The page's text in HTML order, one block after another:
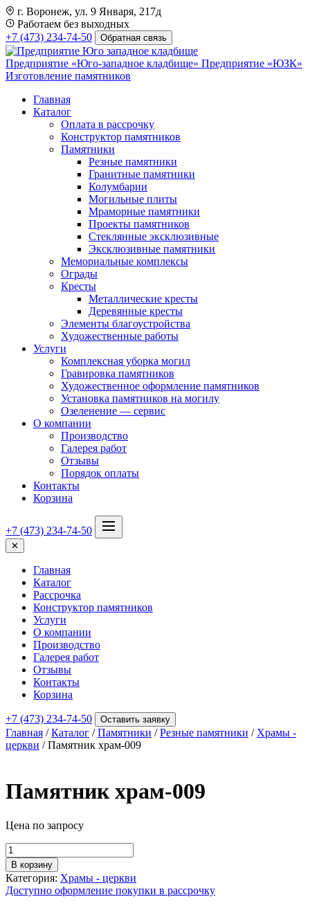
г. Воронеж, ул. 9 Января, 217д
Работаем без выходных
+7 (473) 234-74-50
Обратная связь
Предприятие «Юго-западное кладбище» Предприятие «ЮЗК»
Изготовление памятников
Главная
Каталог
Оплата в рассрочку
Конструктор памятников
Памятники
Резные памятники
Гранитные памятники
Колумбарии
Могильные плиты
Мраморные памятники
Проекты памятников
Стеклянные эксклюзивные
Эксклюзивные памятники
Мемориальные комплексы
Ограды
Кресты
Металлические кресты
Деревянные кресты
Элементы благоустройства
Художественные работы
Услуги
Комплексная уборка могил
Гравировка памятников
Художественное оформление памятников
Установка памятников на могилу
Озеленение — сервис
О компании
Производство
Галерея работ
Отзывы
Порядок оплаты
Контакты
Корзина
+7 (473) 234-74-50
✕
Главная
Каталог
Рассрочка
Конструктор памятников
Услуги
О компании
Производство
Галерея работ
Отзывы
Контакты
Корзина
+7 (473) 234-74-50 Оставить заявку
Главная /Каталог /Памятники /Резные памятники / Храмы -
церкви / Памятник храм-009
Памятник храм-009
Цена по запросу
Количество
товара
Памятник
храм-009
В корзину
Категория: Храмы - церкви
Доступно оформление покупки в рассрочку